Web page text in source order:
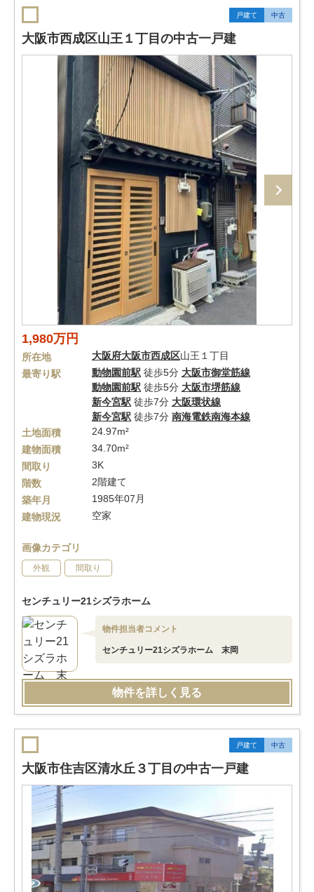
戸建て 中古
大阪市西成区山王１丁目の中古一戸建
1,980万円
所在地 大阪府大阪市西成区山王１丁目
最寄り駅
動物園前駅 徒歩5分 大阪市御堂筋線
動物園前駅 徒歩5分 大阪市堺筋線
新今宮駅 徒歩7分 大阪環状線
新今宮駅 徒歩7分 南海電鉄南海本線
土地面積
24.97m²
建物面積
34.70m²
間取り
3K
階数
2階建て
築年月
1985年07月
建物現況
空家
画像カテゴリ
外観 間取り
センチュリー21シズラホーム
物件担当者コメント
センチュリー21シズラホーム 末岡
物件を詳しく見る
戸建て 中古
大阪市住吉区清水丘３丁目の中古一戸建